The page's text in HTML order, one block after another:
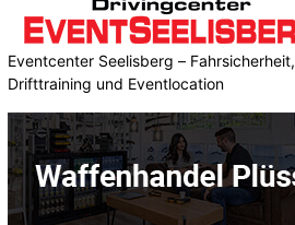
Eventcenter Seelisberg – Fahrsicherheit,
Drifttraining und Eventlocation